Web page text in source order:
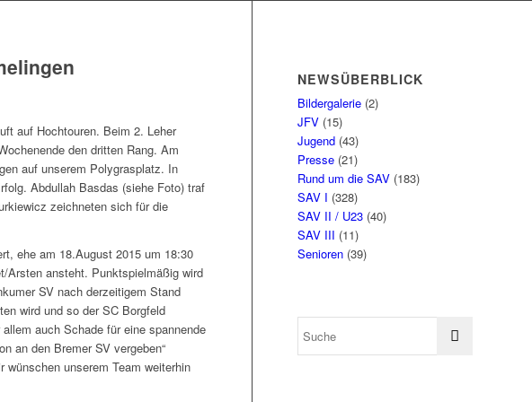
auf Hochtouren. Beim 2. Leher
den dritten Rang. Am
auf unserem Polygrasplatz. In
Abdullah Basdas (siehe Foto) traf
zeichneten sich für die
ehe am 18.August 2015 um 18:30
Arsten ansteht. Punktspielmäßig wird
SV nach derzeitigem Stand
wird und so der SC Borgfeld
auch Schade für eine spannende
an den Bremer SV vergeben“
unserem Team weiterhin
NEWSÜBERBLICK
Bildergalerie(2)
JFV(15)
Jugend(43)
Presse(21)
Rund um die SAV(183)
SAV I (328)
SAV II / U23(40)
SAV III (11)
Senioren(39)